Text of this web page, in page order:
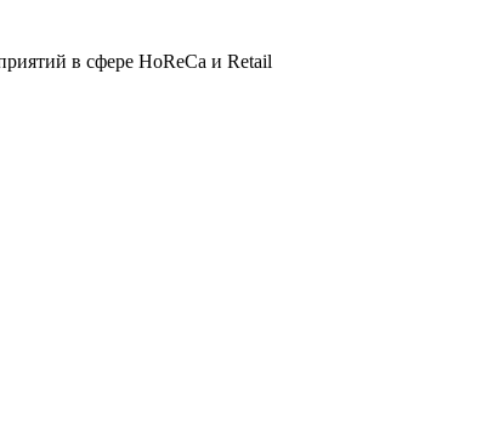
в сфере HoReCa и Retail